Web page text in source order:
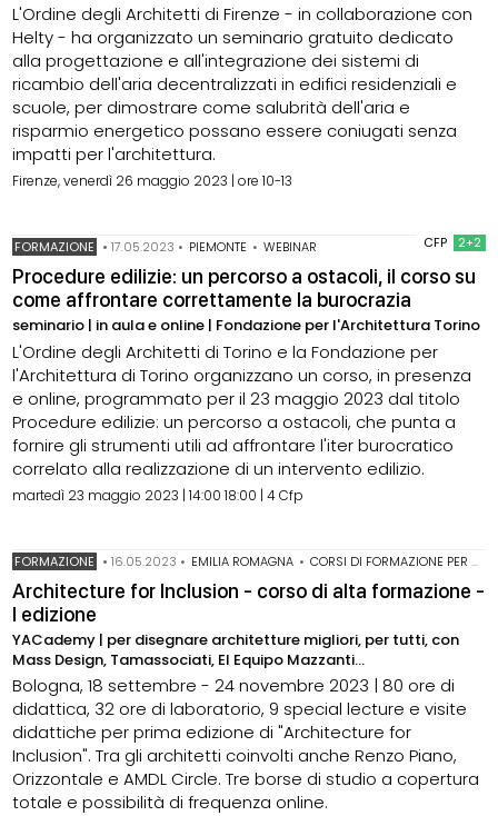
L'Ordine degli Architetti di Firenze - in collaborazione con
Helty - ha organizzato un seminario gratuito dedicato
alla progettazione e all'integrazione dei sistemi di
ricambio dell'aria decentralizzati in edifici residenziali e
scuole, per dimostrare come salubrità dell'aria e
risparmio energetico possano essere coniugati senza
impatti per l'architettura.
Firenze, venerdì 26 maggio 2023 | ore 10-13
CFP 2+2
FORMAZIONE •17.05.2023 • PIEMONTE • WEBINAR
Procedure edilizie: un percorso a ostacoli, il corso su
come affrontare correttamente la burocrazia
seminario | in aula e online | Fondazione per l'Architettura Torino
L'Ordine degli Architetti di Torino e la Fondazione per
l'Architettura di Torino organizzano un corso, in presenza
e online, programmato per il 23 maggio 2023 dal titolo
Procedure edilizie: un percorso a ostacoli, che punta a
fornire gli strumenti utili ad affrontare l'iter burocratico
correlato alla realizzazione di un intervento edilizio.
martedì 23 maggio 2023 | 14:00 18:00 | 4 Cfp
FORMAZIONE •16.05.2023 • EMILIA ROMAGNA • CORSI DI FORMAZIONE PER ARCHITETTI
Architecture for Inclusion - corso di alta formazione -
I edizione
YACademy | per disegnare architetture migliori, per tutti, con
Mass Design, Tamassociati, El Equipo Mazzanti...
Bologna, 18 settembre - 24 novembre 2023 | 80 ore di
didattica, 32 ore di laboratorio, 9 special lecture e visite
didattiche per prima edizione di "Architecture for
Inclusion". Tra gli architetti coinvolti anche Renzo Piano,
Orizzontale e AMDL Circle. Tre borse di studio a copertura
totale e possibilità di frequenza online.